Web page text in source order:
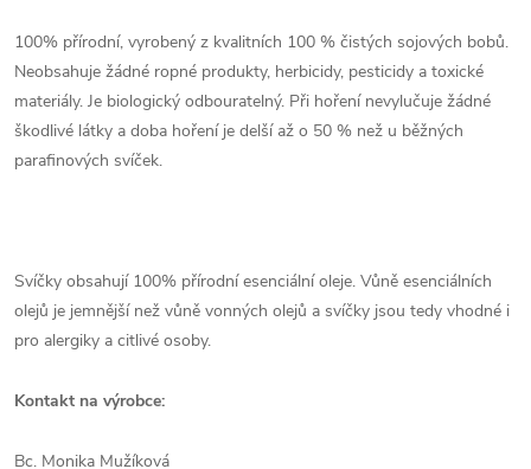
100% přírodní, vyrobený z kvalitních 100 % čistých sojových bobů.
Neobsahuje žádné ropné produkty, herbicidy, pesticidy a toxické
materiály. Je biologický odbouratelný. Při hoření nevylučuje žádné
škodlivé látky a doba hoření je delší až o 50 % než u běžných
parafinových svíček.
Svíčky obsahují 100% přírodní esenciální oleje. Vůně esenciálních
olejů je jemnější než vůně vonných olejů a svíčky jsou tedy vhodné i
pro alergiky a citlivé osoby.
Kontakt na výrobce:
Bc. Monika Mužíková